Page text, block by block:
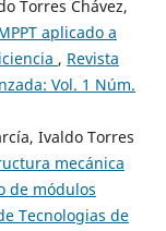
Torres Chávez,
aplicado a
, Revista
Vol. 1 Núm.
Ivaldo Torres
mecánica
de módulos
Tecnologias de